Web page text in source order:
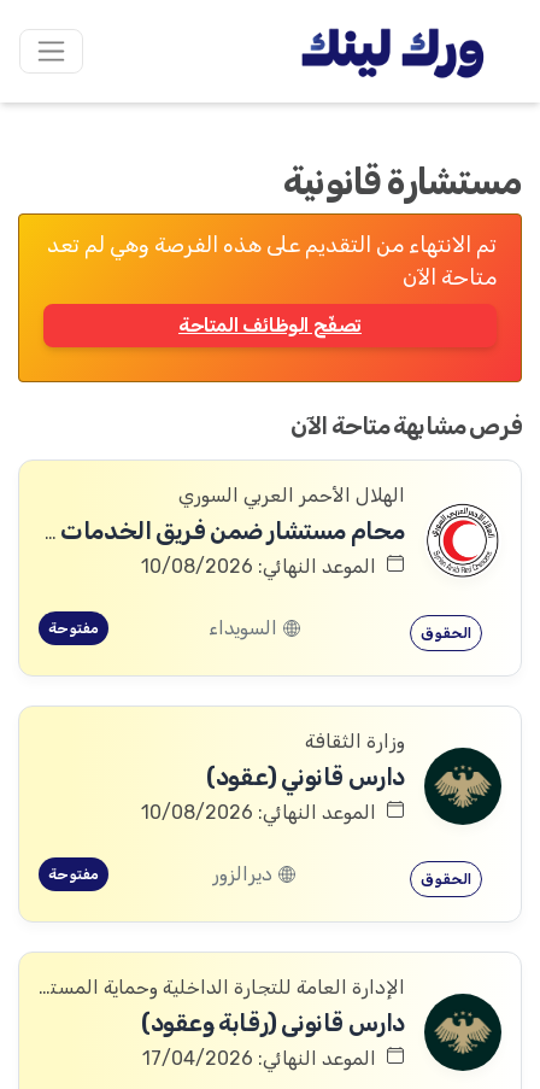
مستشارة قانونية
تم الانتهاء من التقديم على هذه الفرصة وهي لم تعد
متاحة الآن
تصفّح الوظائف المتاحة
فرص مشابهة متاحة الآن
الهلال الأحمر العربي السوري
محام مستشار ضمن فريق الخدمات القانونية
الموعد النهائي: 10/08/2026
الحقوق السويداء مفتوحة
وزارة الثقافة
دارس قانوني (عقود)
الموعد النهائي: 10/08/2026
الحقوق ديرالزور مفتوحة
الإدارة العامة للتجارة الداخلية وحماية المستهلك
دارس قانونی (رقابة وعقود)
الموعد النهائي: 17/04/2026